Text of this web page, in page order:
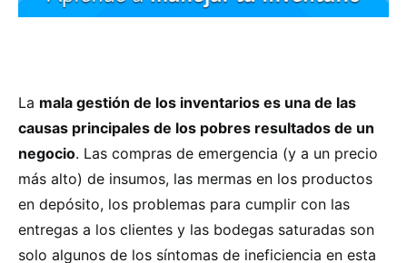
La mala gestión de los inventarios es una de las
causas principales de los pobres resultados de un
negocio. Las compras de emergencia (y a un precio
más alto) de insumos, las mermas en los productos
en depósito, los problemas para cumplir con las
entregas a los clientes y las bodegas saturadas son
solo algunos de los síntomas de ineficiencia en esta